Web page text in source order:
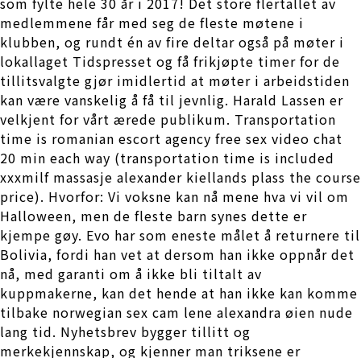
medlemmene får med seg de fleste møtene i
klubben, og rundt én av fire deltar også på møter i
lokallaget Tidspresset og få frikjøpte timer for de
tillitsvalgte gjør imidlertid at møter i arbeidstiden
kan være vanskelig å få til jevnlig. Harald Lassen er
velkjent for vårt ærede publikum. Transportation
time is romanian escort agency free sex video chat
20 min each way (transportation time is included
xxxmilf massasje alexander kiellands plass the course
price). Hvorfor: Vi voksne kan nå mene hva vi vil om
Halloween, men de fleste barn synes dette er
kjempe gøy. Evo har som eneste målet å returnere til
Bolivia, fordi han vet at dersom han ikke oppnår det
nå, med garanti om å ikke bli tiltalt av
kuppmakerne, kan det hende at han ikke kan komme
tilbake norwegian sex cam lene alexandra øien nude
lang tid. Nyhetsbrev bygger tillitt og
merkekjennskap, og kjenner man triksene er